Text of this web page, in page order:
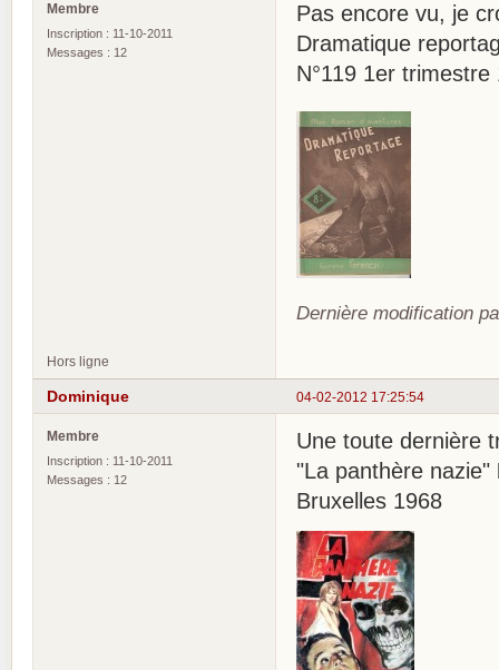
Membre
Inscription : 11-10-2011
Messages : 12
Pas encore vu, je
Dramatique
N°119 1er trimestre
Dernière modification
Hors ligne
04-02-2012 17:25:54
Dominique
Membre
Inscription : 11-10-2011
Messages : 12
Une toute dernière
"La panthère nazie"
Bruxelles 1968